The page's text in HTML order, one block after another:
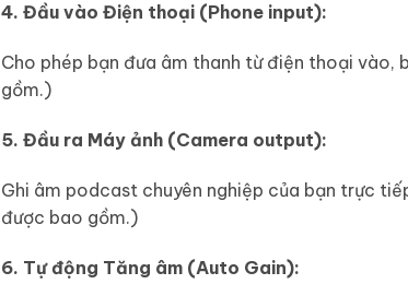
4. Đầu vào Điện thoại (Phone input):
Cho phép bạn đưa âm thanh từ điện thoại vào,
gồm.)
5. Đầu ra Máy ảnh (Camera output):
Ghi âm podcast chuyên nghiệp của bạn trực
được bao gồm.)
6. Tự động Tăng âm (Auto Gain):